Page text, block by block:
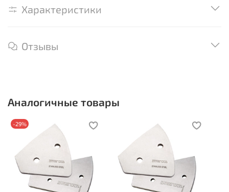
Характеристики
Отзывы
Аналогичные товары
-29%